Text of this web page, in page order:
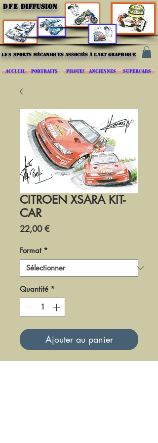
DFE DIFFUSION
les sports mécaniques associés à l'art graphique
ACCUEIL PORTRAITS PILOTES ANCIENNES SUPERCARS
CITROEN XSARA KIT-
CAR
22,00 €Prix
Format *
Quantité *
Ajouter au panier